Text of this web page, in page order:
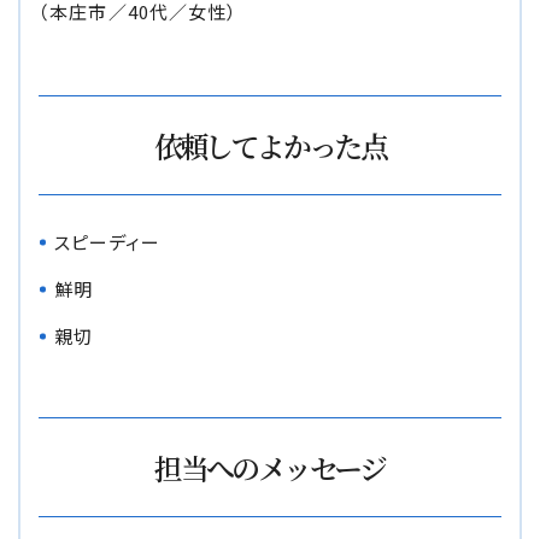
交通事故の賠償金額（慰謝料）の解説
過失割合・過失相殺
後遺障害の逸失利益
自転車の交通事故
（本庄市／40代／女性）
依頼してよかった点
スピーディー
鮮明
親切
担当へのメッセージ